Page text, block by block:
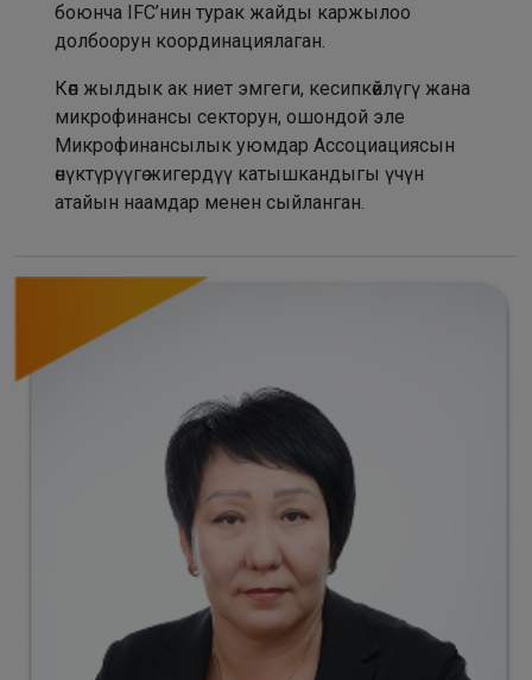
боюнча IFC’нин турак жайды каржылоо
долбоорун координациялаган.
Көп жылдык ак ниет эмгеги, кесипкөйлүгү жана
микрофинансы секторун, ошондой эле
Микрофинансылык уюмдар Ассоциациясын
өнүктүрүүгө жигердүү катышкандыгы үчүн
атайын наамдар менен сыйланган.